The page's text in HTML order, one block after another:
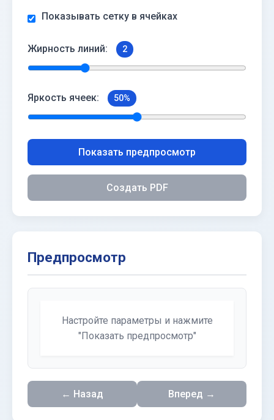
Показывать сетку в ячейках
Жирность линий: 2
Яркость ячеек: 50%
Показать предпросмотр
Создать PDF
Предпросмотр
Настройте параметры и нажмите
"Показать предпросмотр"
← Назад Вперед →